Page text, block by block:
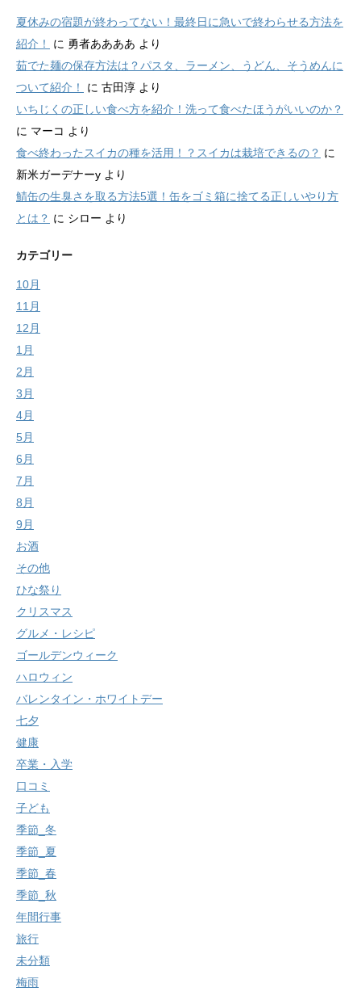
夏休みの宿題が終わってない！最終日に急いで終わらせる方法を
紹介！
に 勇者ああああ より
茹でた麺の保存方法は？パスタ、ラーメン、うどん、そうめんに
ついて紹介！
に 古田淳 より
いちじくの正しい食べ方を紹介！洗って食べたほうがいいのか？
に マーコ より
食べ終わったスイカの種を活用！？スイカは栽培できるの？ に
新米ガーデナーy より
鯖缶の生臭さを取る方法5選！缶をゴミ箱に捨てる正しいやり方
とは？ に シロー より
カテゴリー
10月
11月
12月
1月
2月
3月
4月
5月
6月
7月
8月
9月
お酒
その他
ひな祭り
クリスマス
グルメ・レシピ
ゴールデンウィーク
ハロウィン
バレンタイン・ホワイトデー
七夕
健康
卒業・入学
口コミ
子ども
季節_冬
季節_夏
季節_春
季節_秋
年間行事
旅行
未分類
梅雨